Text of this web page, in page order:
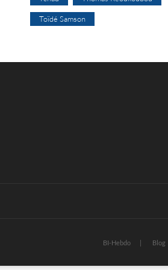
Toïdé Samson
BI-Hebdo Blog